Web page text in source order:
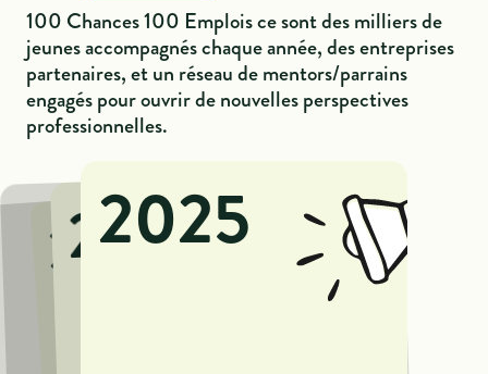
100 Chances 100 Emplois ce sont des milliers de
jeunes accompagnés chaque année, des entreprises
partenaires, et un réseau de mentors/parrains
engagés pour ouvrir de nouvelles perspectives
professionnelles.
3292025